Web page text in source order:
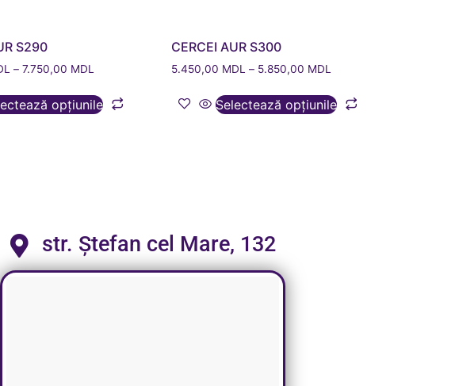
S290
– 7.750,00 MDL
opțiunile
CERCEI AUR S300
5.450,00 MDL – 5.850,00 MDL
Selectează opțiunile
str. Ștefan cel Mare, 132